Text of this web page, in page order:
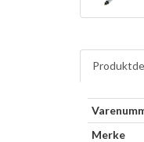
Merke